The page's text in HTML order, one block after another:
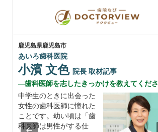
鹿児島県鹿児島市
あいろ歯科医院
小濱 文色 院長 取材記事
歯科医師を志したきっかけを教えてくださ
中学生のときに出会った
女性の歯科医師に憧れた
ことです。幼い頃は「歯
科医師は男性がする仕